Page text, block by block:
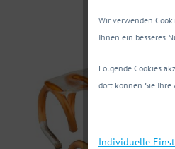
Wir verwenden
Ihnen ein besseres
Folgende Cookies
dort können Sie Ihre
Individuelle